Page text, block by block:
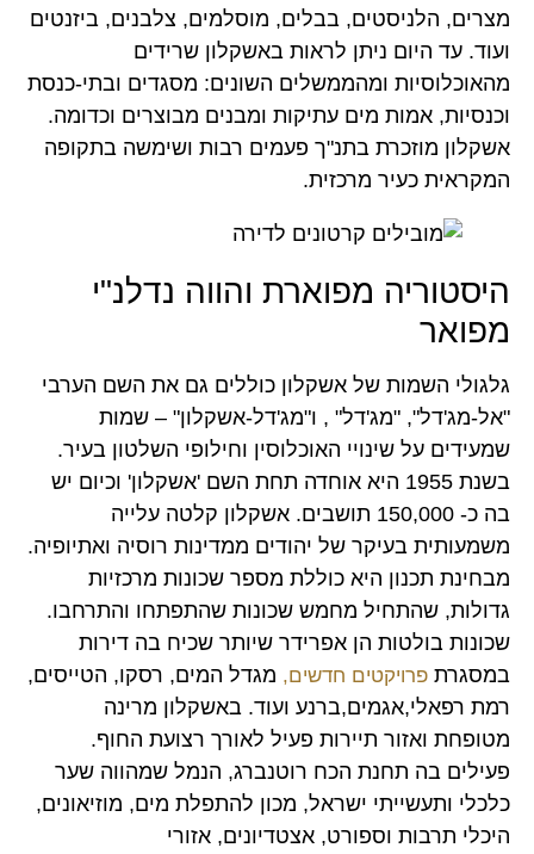
מצרים, הלניסטים, בבלים, מוסלמים, צלבנים, ביזנטים
ועוד. עד היום ניתן לראות באשקלון שרידים
מהאוכלוסיות ומהממשלים השונים: מסגדים ובתי-כנסת
וכנסיות, אמות מים עתיקות ומבנים מבוצרים וכדומה.
אשקלון מוזכרת בתנ"ך פעמים רבות ושימשה בתקופה
המקראית כעיר מרכזית.
היסטוריה מפוארת והווה נדלנ"י
מפואר
גלגולי השמות של אשקלון כוללים גם את השם הערבי
"אל-מג'דל", "מג'דל" , ו"מג'דל-אשקלון" – שמות
שמעידים על שינויי האוכלוסין וחילופי השלטון בעיר.
בשנת 1955 היא אוחדה תחת השם 'אשקלון' וכיום יש
בה כ- 150,000 תושבים. אשקלון קלטה עלייה
משמעותית בעיקר של יהודים ממדינות רוסיה ואתיופיה.
מבחינת תכנון היא כוללת מספר שכונות מרכזיות
גדולות, שהתחיל מחמש שכונות שהתפתחו והתרחבו.
שכונות בולטות הן אפרידר שיותר שכיח בה דירות
במסגרת פרויקטים חדשים, מגדל המים, רסקו, הטייסים,
רמת רפאלי,אגמים,ברנע ועוד. באשקלון מרינה
מטופחת ואזור תיירות פעיל לאורך רצועת החוף.
פעילים בה תחנת הכח רוטנברג, הנמל שמהווה שער
כלכלי ותעשייתי ישראל, מכון להתפלת מים, מוזיאונים,
היכלי תרבות וספורט, אצטדיונים, אזורי